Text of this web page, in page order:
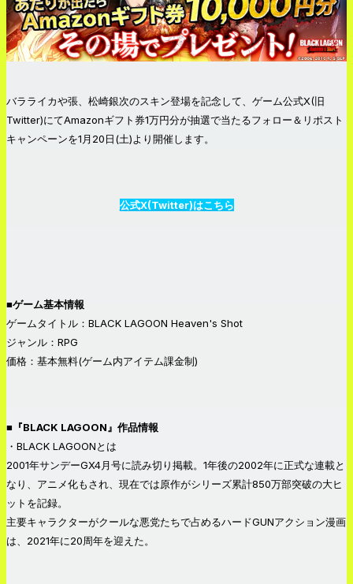
バラライカや張、松崎銀次のスキン登場を記念して、ゲーム公式X(旧
Twitter)にてAmazonギフト券1万円分が抽選で当たるフォロー＆リポスト
キャンペーンを1月20日(土)より開催します。
公式X(Twitter)はこちら
■ゲーム基本情報
ゲームタイトル：BLACK LAGOON Heaven's Shot
ジャンル：RPG
価格：基本無料(ゲーム内アイテム課金制)
■『BLACK LAGOON』作品情報
・BLACK LAGOONとは
2001年サンデーGX4月号に読み切り掲載。1年後の2002年に正式な連載と
なり、アニメ化もされ、現在では原作がシリーズ累計850万部突破の大ヒ
ットを記録。
主要キャラクターがクールな悪党たちで占めるハードGUNアクション漫画
は、2021年に20周年を迎えた。